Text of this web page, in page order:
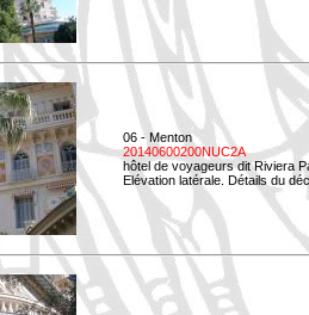
06 - Menton
20140600200NUC2A
hôtel de voyageurs dit Riviera
Elévation latérale. Détails du